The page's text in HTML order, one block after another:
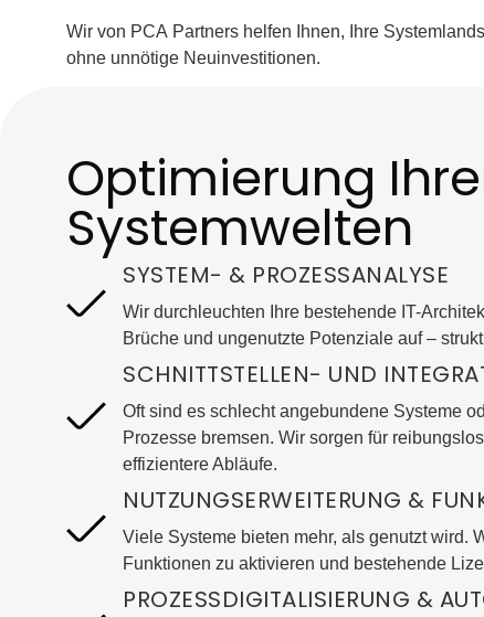
Wir von PCA Partners helfen Ihnen, Ihre
ohne unnötige Neuinvestitionen.
Optimierung
Systemwelten
SYSTEM- & PROZESSANALYSE
Wir durchleuchten Ihre bestehende IT-
Brüche und ungenutzte Potenziale auf –
SCHNITTSTELLEN- UND
Oft sind es schlecht angebundene Systeme
Prozesse bremsen. Wir sorgen für
effizientere Abläufe.
NUTZUNGSERWEITERUNG &
Viele Systeme bieten mehr, als genutzt wird.
Funktionen zu aktivieren und bestehende
PROZESSDIGITALISIERUNG &